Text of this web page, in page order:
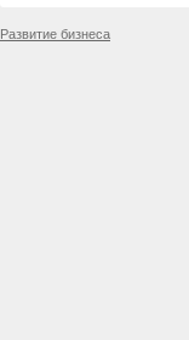
Развитие бизнеса